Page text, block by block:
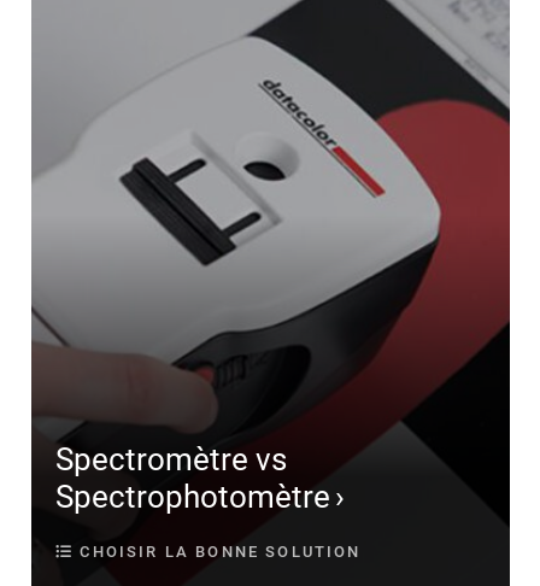
Spectromètre vs
Spectrophotomètre
CHOISIR LA BONNE SOLUTION